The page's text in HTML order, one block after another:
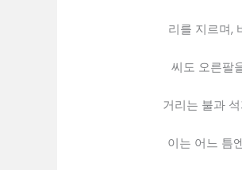
리를 지르며,
씨도 오른팔
거리는 불과
이는 어느 틈